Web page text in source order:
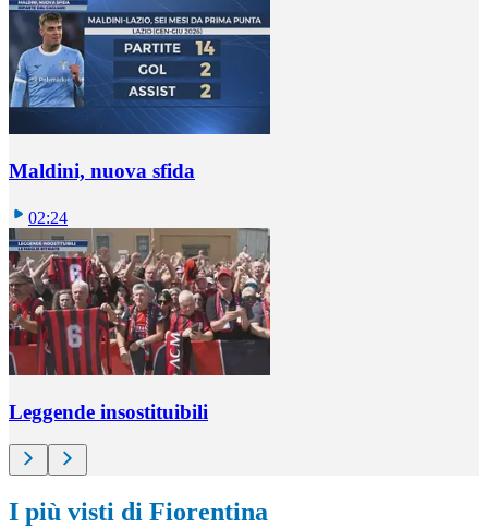
Maldini, nuova sfida
02:24
Leggende insostituibili
I più visti di Fiorentina